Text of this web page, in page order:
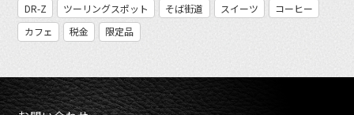
DR-Z
ツーリングスポット そば街道 スイーツ
コーヒー
カフェ
税金 限定品